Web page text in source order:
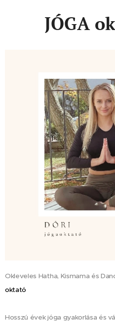
JÓGA
Okleveles Hatha, Kismama és
oktató
Hosszú évek jóga gyakorlása és